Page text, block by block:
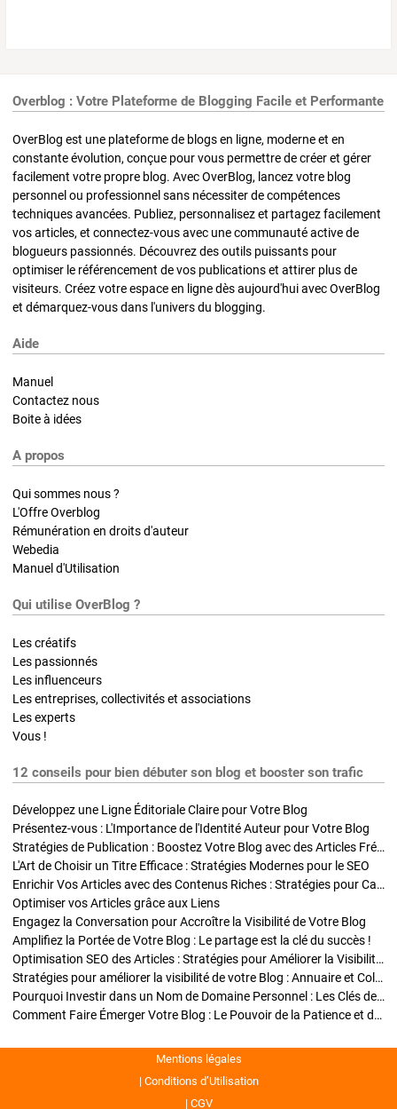
Overblog : Votre Plateforme de Blogging Facile et Performante
OverBlog est une plateforme de blogs en ligne, moderne et en
constante évolution, conçue pour vous permettre de créer et gérer
facilement votre propre blog. Avec OverBlog, lancez votre blog
personnel ou professionnel sans nécessiter de compétences
techniques avancées. Publiez, personnalisez et partagez facilement
vos articles, et connectez-vous avec une communauté active de
blogueurs passionnés. Découvrez des outils puissants pour
optimiser le référencement de vos publications et attirer plus de
visiteurs. Créez votre espace en ligne dès aujourd'hui avec OverBlog
et démarquez-vous dans l'univers du blogging.
Aide
Manuel
Contactez nous
Boite à idées
A propos
Qui sommes nous ?
L'Offre Overblog
Rémunération en droits d'auteur
Webedia
Manuel d'Utilisation
Qui utilise OverBlog ?
Les créatifs
Les passionnés
Les influenceurs
Les entreprises, collectivités et associations
Les experts
Vous !
12 conseils pour bien débuter son blog et booster son trafic
Développez une Ligne Éditoriale Claire pour Votre Blog
Présentez-vous : L'Importance de l'Identité Auteur pour Votre Blog
Stratégies de Publication : Boostez Votre Blog avec des Articles Fréquents et Exclusifs
L'Art de Choisir un Titre Efficace : Stratégies Modernes pour le SEO
Enrichir Vos Articles avec des Contenus Riches : Stratégies pour Captiver et Optimiser
Optimiser vos Articles grâce aux Liens
Engagez la Conversation pour Accroître la Visibilité de Votre Blog
Amplifiez la Portée de Votre Blog : Le partage est la clé du succès !
Optimisation SEO des Articles : Stratégies pour Améliorer la Visibilité de Votre Blog
Stratégies pour améliorer la visibilité de votre Blog : Annuaire et Collaborations
Pourquoi Investir dans un Nom de Domaine Personnel : Les Clés de la Réussite de Votre Blog
Comment Faire Émerger Votre Blog : Le Pouvoir de la Patience et de la Persévérance
Mentions légales
Conditions d’Utilisation
CGV